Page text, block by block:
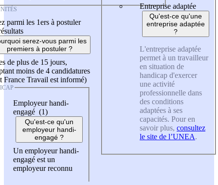
parmi les 1ers à postuler
serez-vous parmi les
premiers à postuler ?
de plus de 15 jours,
moins de 4 candidatures
France Travail est informé)
Employeur handi-
engagé (1)
Qu'est-ce qu'un
employeur handi-
engagé ?
Un employeur handi-
engagé est un
employeur reconnu
Entreprise adaptée
Qu'est-ce qu'une
entreprise adaptée
?
L'entreprise adaptée
permet à un travailleur
en situation de
handicap d'exercer
une activité
professionnelle dans
des conditions
adaptées à ses
capacités. Pour en
savoir plus, consultez
le site de l’UNEA.